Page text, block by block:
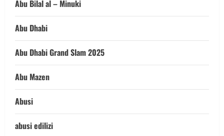
Abu Bilal al – Minuki
Abu Dhabi
Abu Dhabi Grand Slam 2025
Abu Mazen
Abusi
abusi edilizi